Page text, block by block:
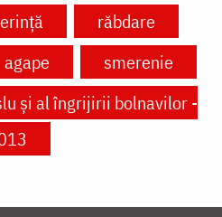
răbdare
agape
smerenie
și al îngrijirii bolnavilor -